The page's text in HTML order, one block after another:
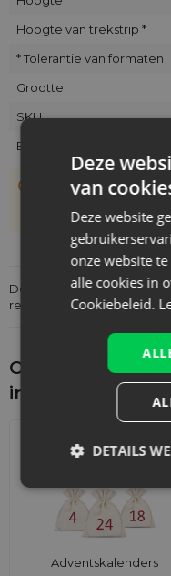
Hoogte van trekstrip *
* Tolerantie van formaten
Grootte
SKU
EAN
De zakjes zijn met de
+/- 1 cm
Details over de
regelgeving:
Ontdek wat je
interesseren
Adventskalenders
Deze
van
Deze website
onze website
alle cookies in
Cookiebeleid.
DETAILS